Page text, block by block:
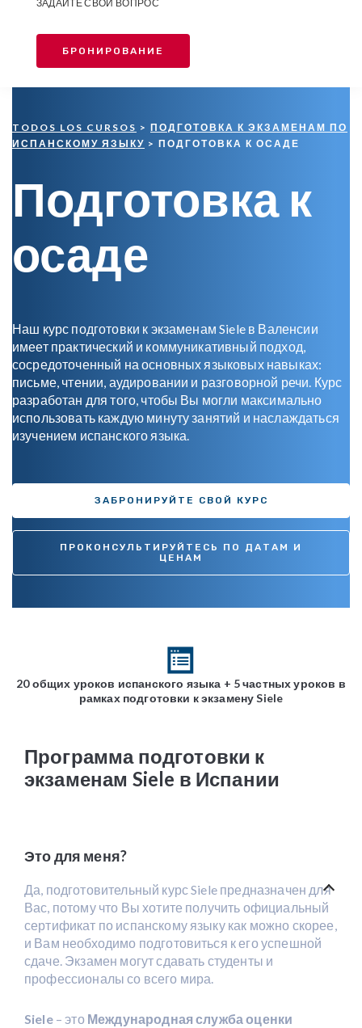
ЗАДАЙТЕ СВОЙ ВОПРОС
БРОНИРОВАНИЕ
TODOS LOS CURSOS > ПОДГОТОВКА К ЭКЗАМЕНАМ ПО
ИСПАНСКОМУ ЯЗЫКУ > ПОДГОТОВКА К ОСАДЕ
Подготовка к
осаде
Наш курс подготовки к экзаменам Siele в Валенсии
имеет практический и коммуникативный подход,
сосредоточенный на основных языковых навыках:
письме, чтении, аудировании и разговорной речи. Курс
разработан для того, чтобы Вы могли максимально
использовать каждую минуту занятий и наслаждаться
изучением испанского языка.
ЗАБРОНИРУЙТЕ СВОЙ КУРС
ПРОКОНСУЛЬТИРУЙТЕСЬ ПО ДАТАМ И
ЦЕНАМ
20 общих уроков испанского языка + 5 частных уроков в
рамках подготовки к экзамену Siele
Программа подготовки к
экзаменам Siele в Испании
Это для меня?
Да, подготовительный курс Siele предназначен для
Вас, потому что Вы хотите получить официальный
сертификат по испанскому языку как можно скорее,
и Вам необходимо подготовиться к его успешной
сдаче. Экзамен могут сдавать студенты и
профессионалы со всего мира.
Siele– это Международная служба оценки